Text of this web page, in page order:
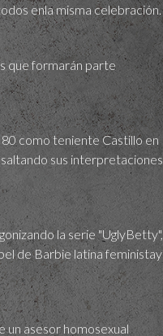
enla misma celebración.
que formarán parte
como teniente Castillo en
sus interpretaciones
la serie "UglyBetty",
de Barbie latina feministay
asesor homosexual